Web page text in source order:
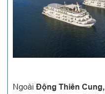
Ngoài Động Thiên